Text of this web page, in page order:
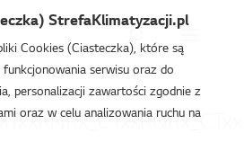
StrefaKlimatyzacji.pl
Cookies (Ciasteczka), które są
funkcjonowania serwisu oraz do
personalizacji zawartości zgodnie z
oraz w celu analizowania ruchu na